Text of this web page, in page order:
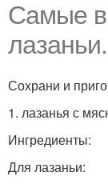
Самые
лазаньи.
Сохрани и
1. лазанья с
Ингредиенты:
Для лазаньи: